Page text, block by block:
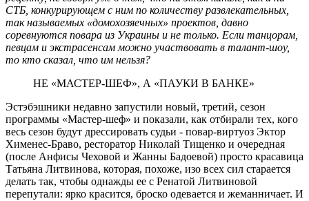
СТБ, конкурирующем с ним по количеству развлекательных,
так называемых «домохозяечных» проектов, давно
соревнуются повара из Украины и не только. Если танцорам,
певцам и экстрасенсам можно участвовать в талант-шоу,
то кто сказал, что им нельзя?
НЕ «МАСТЕР-ШЕФ», А «ПАУКИ В БАНКЕ»
Эстэбэшники недавно запус­тили новый, третий, сезон
программы «Мастер-шеф» и показали, как отбирали тех, кого
весь сезон будут дрессировать судьи - повар-виртуоз Эктор
Хименес-Браво, ресторатор Николай Тищенко и очередная
(после Анфисы Чеховой и Жанны Бадоевой) просто красавица
Татьяна Литвинова, которая, похоже, изо всех сил старается
делать так, чтобы однажды ее с Ренатой Литвиновой
перепутали: ярко красится, броско одевается и жеманничает. И